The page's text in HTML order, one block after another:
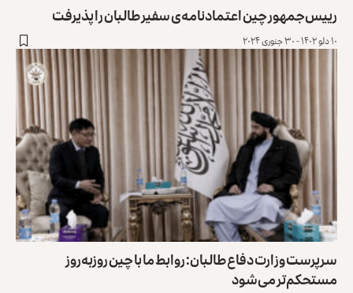
رییس‌جمهور چین اعتمادنامه‌ی سفیر طالبان را پذیرفت
۱۰ دلو ۱۴۰۲ - ۳۰ جنوری ۲۰۲۴
سرپرست وزارت دفاع طالبان: روابط ما با چین روزبه‌روز
مستحکم‌تر می‌شود